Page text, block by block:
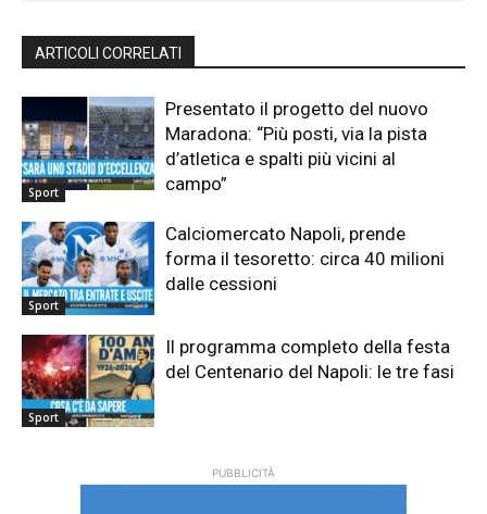
ARTICOLI CORRELATI
Sport
Presentato il progetto del nuovo
Maradona: “Più posti, via la pista
d’atletica e spalti più vicini al
campo”
Sport
Calciomercato Napoli, prende
forma il tesoretto: circa 40 milioni
dalle cessioni
Sport
Il programma completo della festa
del Centenario del Napoli: le tre fasi
PUBBLICITÀ